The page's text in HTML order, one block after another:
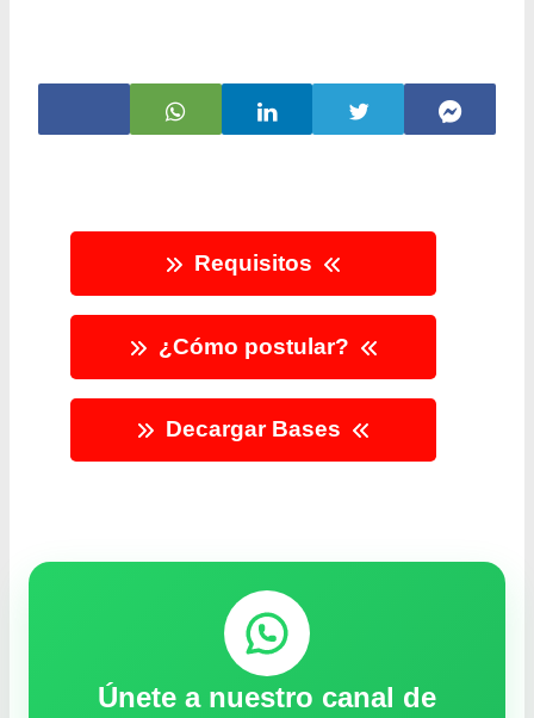
Requisitos
¿Cómo postular?
Decargar Bases
Únete a nuestro canal de